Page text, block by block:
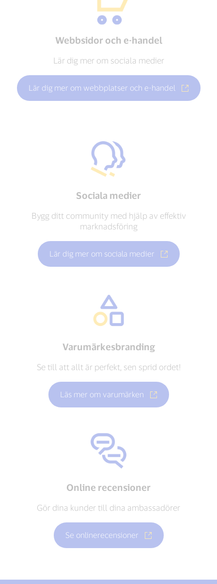
Webbsidor och e-handel
Lär dig mer om sociala medier
Lär dig mer om webbplatser och e-handel
Sociala medier
Bygg ditt community med hjälp av effektiv
marknadsföring
Lär dig mer om sociala medier
Varumärkesbranding
Se till att allt är perfekt, sen sprid ordet!
Läs mer om varumärken
Online recensioner
Gör dina kunder till dina ambassadörer
Se onlinerecensioner